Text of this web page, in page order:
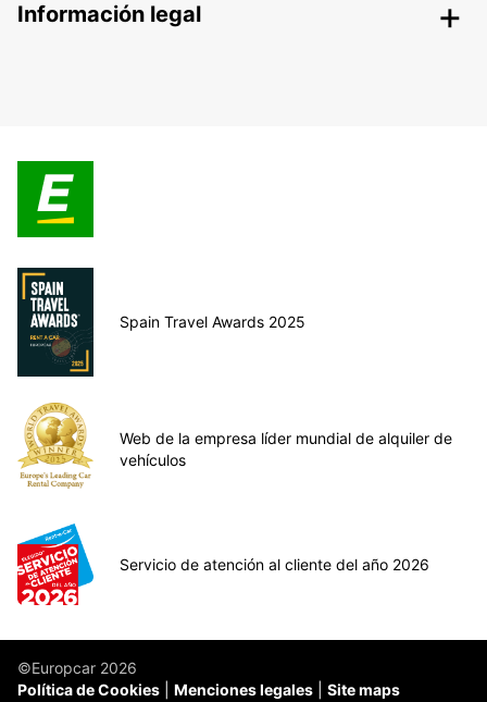
Información legal
Spain Travel Awards 2025
Web de la empresa líder mundial de alquiler de
vehículos
Servicio de atención al cliente del año 2026
©Europcar 2026
Política de Cookies
Menciones legales Site maps